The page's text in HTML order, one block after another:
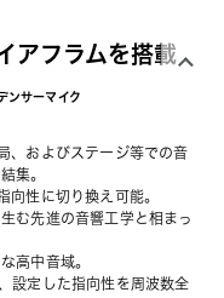
アフラムを搭載
ンサーマイク
、およびステージ等での音
集。
性に切り換え可能。
む先進の音響工学と相まっ
高中音域。
設定した指向性を周波数全